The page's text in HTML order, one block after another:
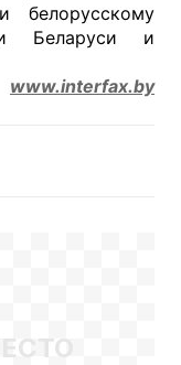
белорусскому
Беларуси и
www.interfax.by